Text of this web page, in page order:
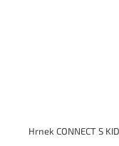
Hrnek CONNECT S